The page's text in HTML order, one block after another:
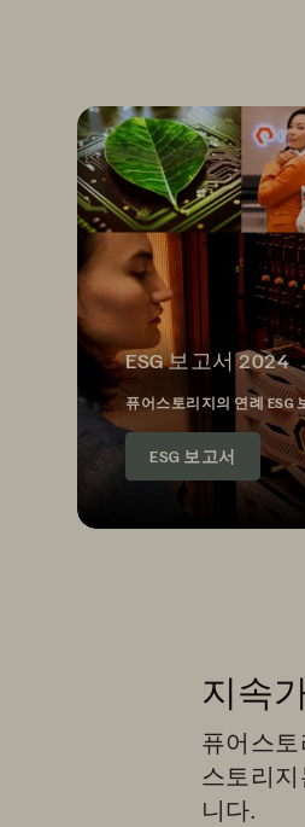
ESG 보고서 2024
퓨어스토리지의 연례 ESG
ESG 보고서
지속
퓨어스
스토리
니다.